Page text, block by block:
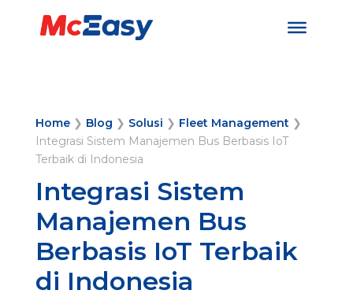
Home❯ Blog ❯ Solusi ❯ Fleet Management❯
Integrasi Sistem Manajemen Bus Berbasis IoT
Terbaik di Indonesia
Integrasi Sistem
Manajemen Bus
Berbasis IoT Terbaik
di Indonesia